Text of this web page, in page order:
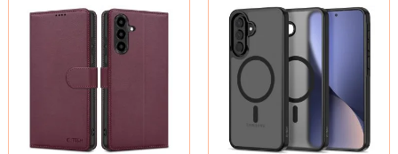
Tech-
Black
5G
/
A37
5G
Tech-